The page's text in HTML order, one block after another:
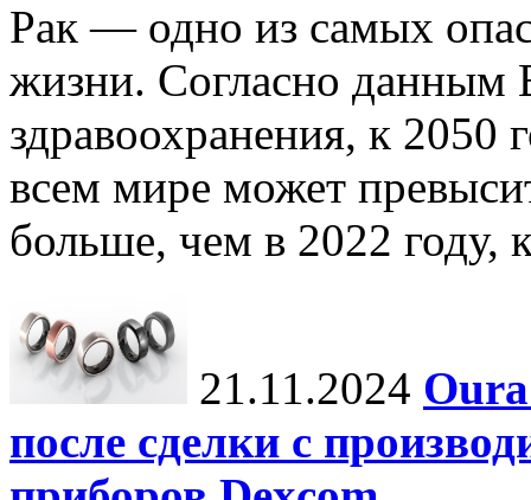
Рак — одно из самых
жизни. Согласно данным
здравоохранения, к 2050
всем мире может
больше, чем в 2022 году,
21.11.2024
после сделки с